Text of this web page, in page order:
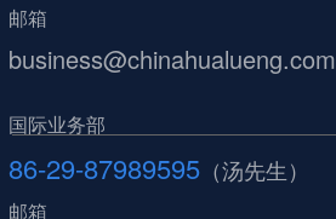
国际业务部
86-29-87989595 （汤先生）
邮箱
邮箱
business@chinahualueng.com